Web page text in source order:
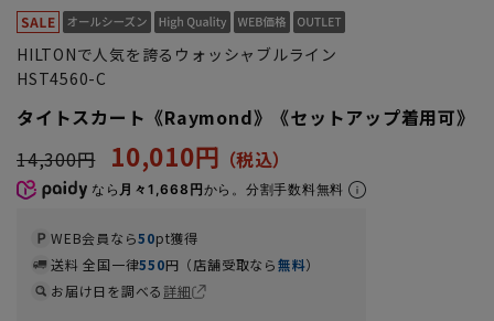
HILTONで人気を誇るウォッシャブルライン
HST4560-C
タイトスカート《Raymond》《セットアップ着用可》
14,300円
10,010円
なら 月々1,668円から。分割手数料無料
WEB会員なら50pt獲得
送料 全国一律550円（店舗受取なら無料）
お届け日を調べる詳細